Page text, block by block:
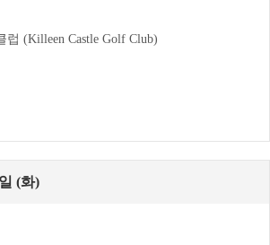
럽 (Killeen Castle Golf Club)
(화)